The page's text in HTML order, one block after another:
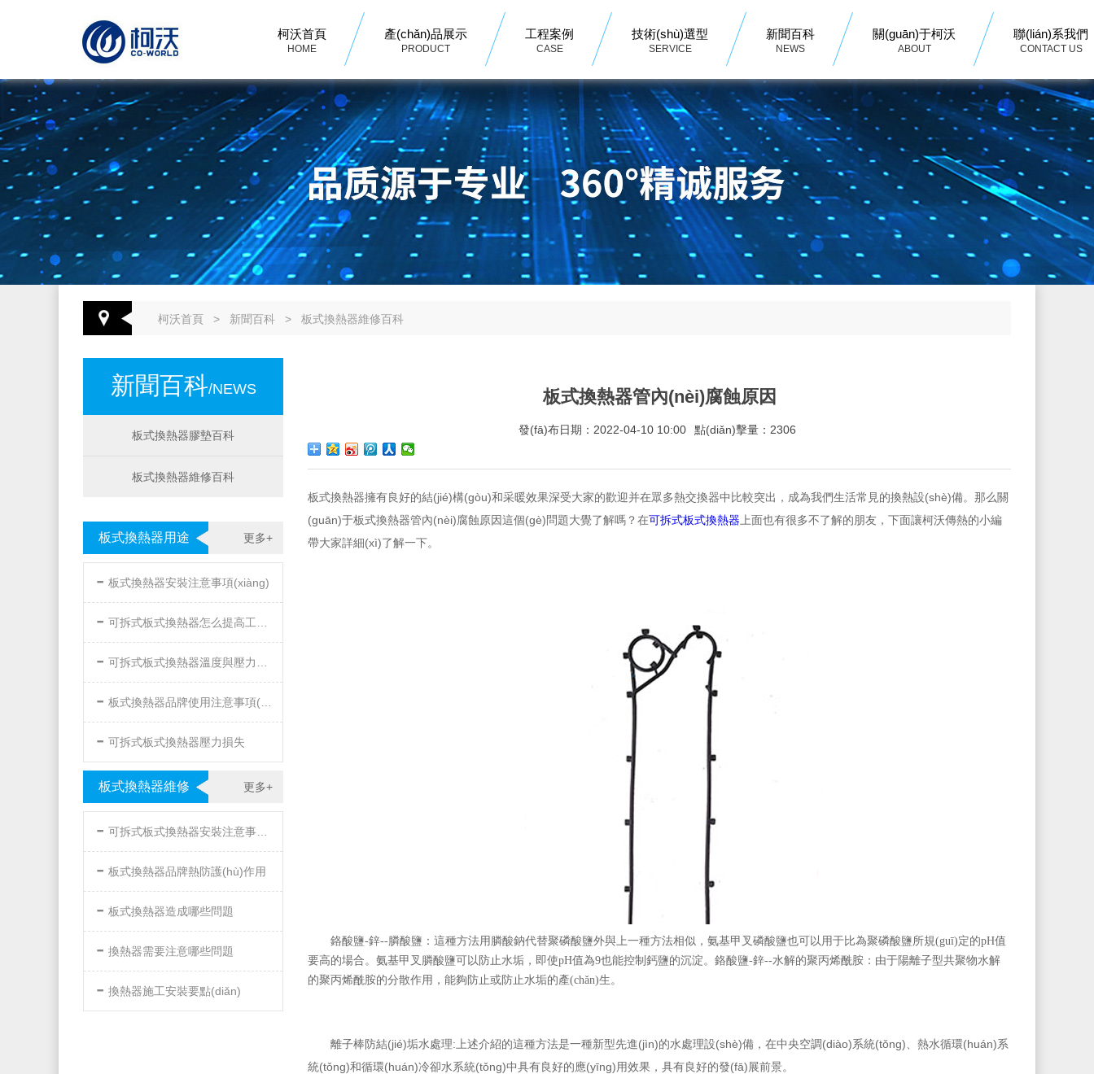
柯沃首頁
HOME
產(chǎn)品展示
PRODUCT
工程案例
CASE
技術(shù)選型
SERVICE
新聞百科
NEWS
關(guān)于柯沃
ABOUT
聯(lián)系我們
CONTACT US
柯沃首頁 > 新聞百科 > 板式換熱器維修百科
新聞百科/NEWS
板式換熱器膠墊百科
板式換熱器維修百科
更多+
板式換熱器用途
- 板式換熱器安裝注意事項(xiàng)
- 可拆式板式換熱器怎么提高工作效率
- 可拆式板式換熱器溫度與壓力的要求
- 板式換熱器品牌使用注意事項(xiàng)
- 可拆式板式換熱器壓力損失
更多+
板式換熱器維修
- 可拆式板式換熱器安裝注意事項(xiàng)
- 板式換熱器品牌熱防護(hù)作用
- 板式換熱器造成哪些問題
- 換熱器需要注意哪些問題
- 換熱器施工安裝要點(diǎn)
板式換熱器管內(nèi)腐蝕原因
發(fā)布日期：2022-04-10 10:00 點(diǎn)擊量：2306
板式換熱器擁有良好的結(jié)構(gòu)和采暖效果深受大家的歡迎并在眾多熱交換器中比較突出，成為我們生活常見的換熱設(shè)備。那么關
(guān)于板式換熱器管內(nèi)腐蝕原因這個(gè)問題大覺了解嗎？在可拆式板式換熱器 上面也有很多不了解的朋友，下面讓柯沃傳熱的小編
帶大家詳細(xì)了解一下。
鉻酸鹽-鋅--膦酸鹽：這種方法用膦酸鈉代替聚磷酸鹽外與上一種方法相似，氨基甲叉磷酸鹽也可以用于比為聚磷酸鹽所規(guī)定的pH值
要高的場合。氨基甲叉膦酸鹽可以防止水垢，即使pH值為9也能控制鈣鹽的沉淀。鉻酸鹽-鋅--水解的聚丙烯酰胺：由于陽離子型共聚物水解
的聚丙烯酰胺的分散作用，能夠防止或防止水垢的產(chǎn)生。
離子棒防結(jié)垢水處理:上述介紹的這種方法是一種新型先進(jìn)的水處理設(shè)備，在中央空調(diào)系統(tǒng)、熱水循環(huán)系
統(tǒng)和循環(huán)冷卻水系統(tǒng)中具有良好的應(yīng)用效果，具有良好的發(fā)展前景。